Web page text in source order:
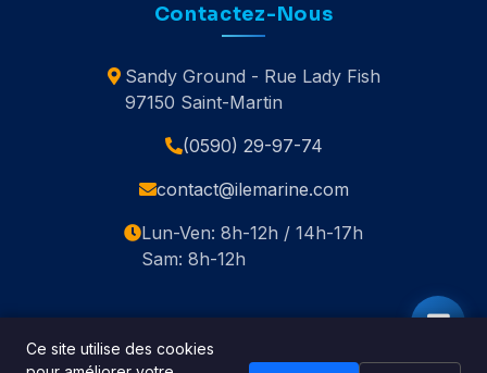
Contactez-Nous
Sandy Ground - Rue Lady Fish
97150 Saint-Martin
(0590) 29-97-74
contact@ilemarine.com
Lun-Ven: 8h-12h / 14h-17h
Sam: 8h-12h
Ce site utilise des cookies